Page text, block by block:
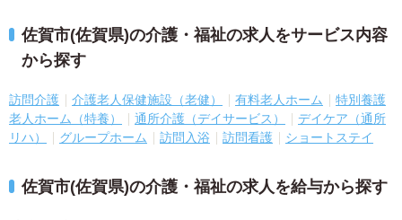
佐賀市(佐賀県)の介護・福祉の求人をサービス内容
から探す
訪問介護 介護老人保健施設（老健） 有料老人ホーム
特別養護
老人ホーム（特養）
通所介護（デイサービス）
デイケア（通所
リハ）
グループホーム 訪問入浴 訪問看護 ショートステイ
佐賀市(佐賀県)の介護・福祉の求人を給与から探す